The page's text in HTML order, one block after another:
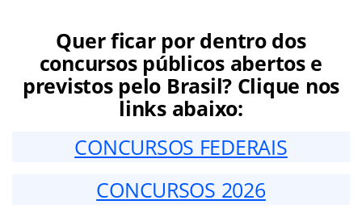
Quer ficar por dentro dos
concursos públicos abertos e
previstos pelo Brasil? Clique nos
links abaixo:
CONCURSOS FEDERAIS
CONCURSOS 2026